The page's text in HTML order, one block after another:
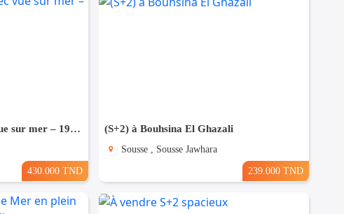
Appartement S+3 avec vue sur mer – 192 m²
430.000 TND
(S+2) à Bouhsina El Ghazali
Sousse , Sousse Jawhara
239.000 TND